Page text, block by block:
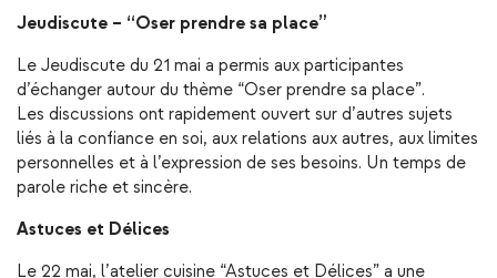
Jeudiscute – “Oser prendre sa place”
Le Jeudiscute du 21 mai a permis aux participantes
d’échanger autour du thème “Oser prendre sa place”.
Les discussions ont rapidement ouvert sur d’autres sujets
liés à la confiance en soi, aux relations aux autres, aux limites
personnelles et à l’expression de ses besoins. Un temps de
parole riche et sincère.
Astuces et Délices
Le 22 mai, l’atelier cuisine “Astuces et Délices” a une